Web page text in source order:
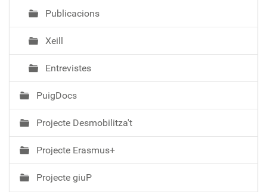
Publicacions
Xeill
Entrevistes
PuigDocs
Projecte Desmobilitza't
Projecte Erasmus+
Projecte giuP